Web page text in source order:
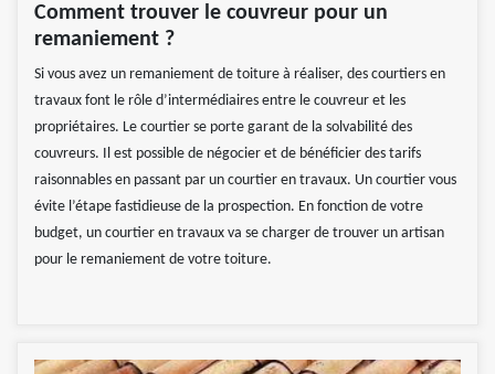
Comment trouver le couvreur pour un
remaniement ?
Si vous avez un remaniement de toiture à réaliser, des courtiers en
travaux font le rôle d’intermédiaires entre le couvreur et les
propriétaires. Le courtier se porte garant de la solvabilité des
couvreurs. Il est possible de négocier et de bénéficier des tarifs
raisonnables en passant par un courtier en travaux. Un courtier vous
évite l’étape fastidieuse de la prospection. En fonction de votre
budget, un courtier en travaux va se charger de trouver un artisan
pour le remaniement de votre toiture.